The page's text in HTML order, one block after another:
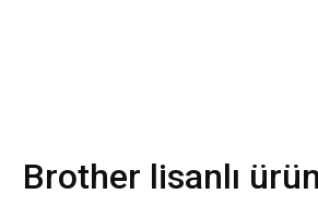
Brother lisanlı